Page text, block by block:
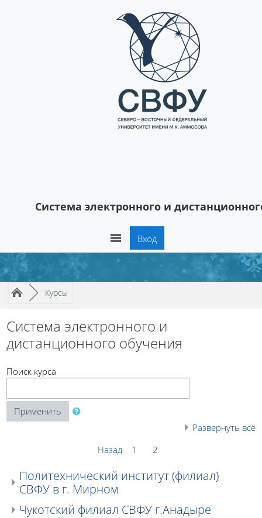
Система электронного и
Вход
Путь к странице
/► Курсы
Система электронного и
дистанционного обучения
Поиск курса
Применить
Развернуть всё
Назад
1 2
Политехнический институт (филиал)
СВФУ в г. Мирном
Чукотский филиал СВФУ г.Анадыре